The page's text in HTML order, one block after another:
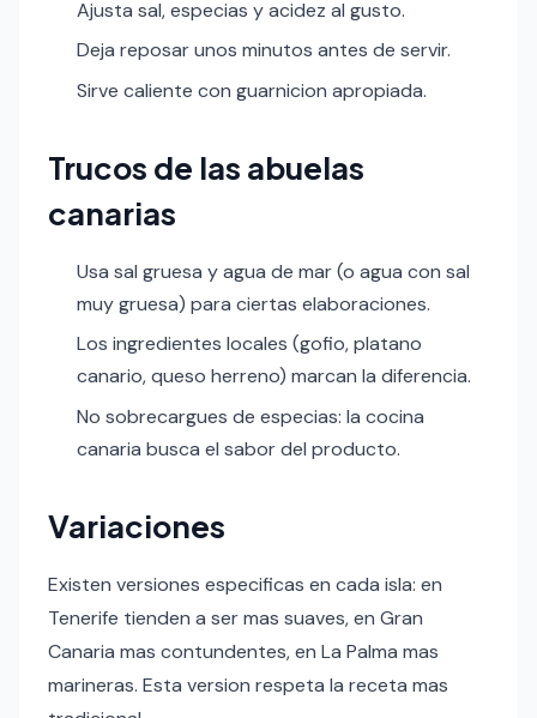
Ajusta sal, especias y acidez al gusto.
Deja reposar unos minutos antes de servir.
Sirve caliente con guarnicion apropiada.
Trucos de las abuelas
canarias
Usa sal gruesa y agua de mar (o agua con sal
muy gruesa) para ciertas elaboraciones.
Los ingredientes locales (gofio, platano
canario, queso herreno) marcan la diferencia.
No sobrecargues de especias: la cocina
canaria busca el sabor del producto.
Variaciones
Existen versiones especificas en cada isla: en
Tenerife tienden a ser mas suaves, en Gran
Canaria mas contundentes, en La Palma mas
marineras. Esta version respeta la receta mas